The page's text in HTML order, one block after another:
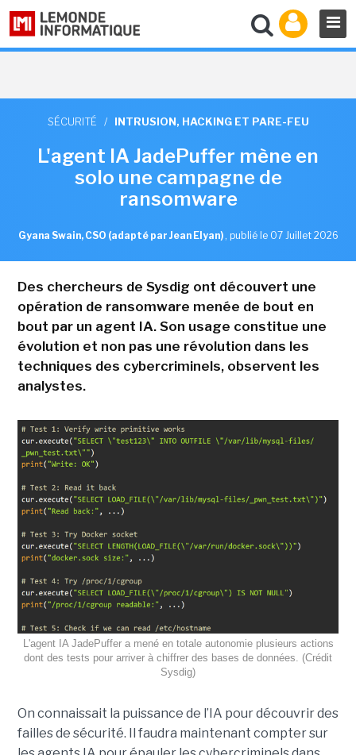
SÉCURITÉ / INTRUSION, HACKING ET PARE-FEU
L'agent IA JadePuffer mène en
solo une campagne de
ransomware
Gyana Swain, CSO (adapté par Jean Elyan) , publié le 07 Juillet 2026
Des chercheurs de Sysdig ont découvert une
opération de ransomware menée de bout en
bout par un agent IA. Son usage constitue une
évolution et non pas une révolution dans les
techniques des cybercriminels, observent les
analystes.
L'agent IA JadePuffer a mené en totale autonomie plusieurs actions
dont des tests pour arriver à chiffrer des bases de données. (Crédit
Sysdig)
On connaissait la puissance de l’IA pour découvrir des
failles de sécurité. Il faudra maintenant compter sur